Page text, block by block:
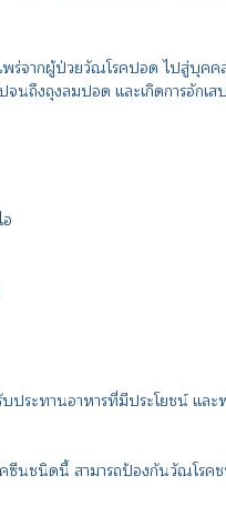
กผู้ป่วยวัณโรคปอด ไปสู่บุคคลอื่
จนถึงถุงลมปอด และเกิดการอั
ประทานอาหารที่มีประโยชน์ แล
นชนิดนี้ สามารถป้องกันวัณโร